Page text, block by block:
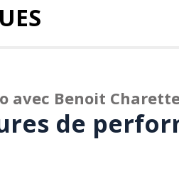
avec Benoit
de